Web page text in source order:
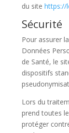
du site https://
Sécurité
Pour assurer
Données
de Santé, le
dispositifs
Lors du
prend toutes
protéger